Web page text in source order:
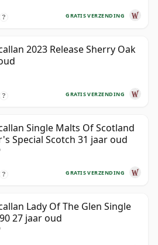
GRATIS VERZENDING
?
2023 Release Sherry Oak
GRATIS VERZENDING
?
Single Malts Of Scotland
Special Scotch 31 jaar oud
GRATIS VERZENDING
?
Lady Of The Glen Single
27 jaar oud